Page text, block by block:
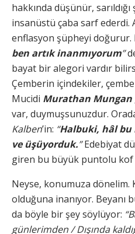
hakkında düşünür,
insanüstü çaba sarf ederdi.
enflasyon şüpheyi
ben artık inanmıyorum”
bayat bir alegori vardır
Çemberin içindekiler,
Mucidi Murathan Mungan
var, duymuşsunuzdur.
Kalben’in: “Halbuki, hâl bu
ve üşüyorduk.”Edebiyat
giren bu büyük puntolu
Neyse, konumuza dönelim.
olduğuna inanıyor. Beyanı
da böyle bir şey söylüyor:
günlerimden / Dışında